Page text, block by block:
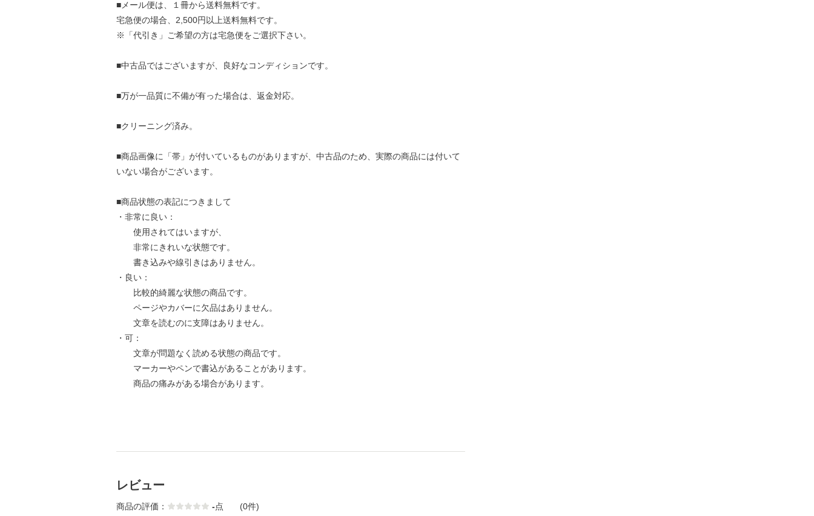
■メール便は、１冊から送料無料です。
宅急便の場合、2,500円以上送料無料です。
※「代引き」ご希望の方は宅急便をご選択下さい。
■中古品ではございますが、良好なコンディションです。
■万が一品質に不備が有った場合は、返金対応。
■クリーニング済み。
■商品画像に「帯」が付いているものがありますが、中古品のため、実際の商品には付いて
いない場合がございます。
■商品状態の表記につきまして
・非常に良い：
使用されてはいますが、
非常にきれいな状態です。
書き込みや線引きはありません。
・良い：
比較的綺麗な状態の商品です。
ページやカバーに欠品はありません。
文章を読むのに支障はありません。
・可：
文章が問題なく読める状態の商品です。
マーカーやペンで書込があることがあります。
商品の痛みがある場合があります。
レビュー
商品の評価： -点 (0件)